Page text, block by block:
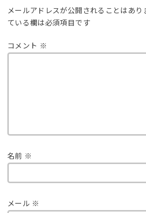
メールアドレスが公開されることはあり
ている欄は必須項目です
コメント ※
名前 ※
メール ※